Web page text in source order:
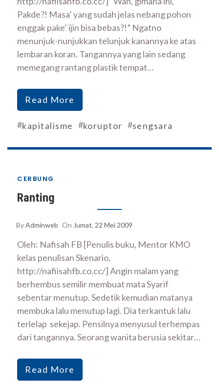
Pakde?! Masa’ yang sudah jelas nebang pohon
enggak pake’ ijin bisa bebas?!” Ngatno
menunjuk-nunjukkan telunjuk kanannya ke atas
lembaran koran. Tangannya yang lain sedang
memegang rantang plastik tempat…
Read More
#kapitalisme #koruptor #sengsara
CERBUNG
Ranting
ByAdminweb On Jumat, 22 Mei 2009
Oleh: Nafisah FB [Penulis buku, Mentor KMO
kelas penulisan Skenario,
http://nafiisahfb.co.cc/] Angin malam yang
berhembus semilir membuat mata Syarif
sebentar menutup. Sedetik kemudian matanya
membuka lalu menutup lagi. Dia terkantuk lalu
terlelap sekejap. Pensilnya menyusul terhempas
dari tangannya. Seorang wanita berusia sekitar…
Read More